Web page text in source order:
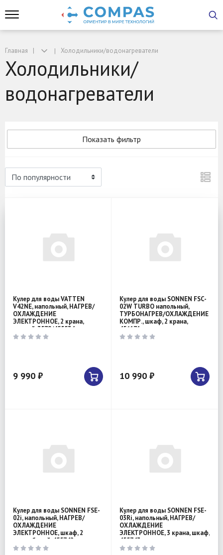
Главная Холодильники/водонагреватели
Холодильники/
водонагреватели
Показать фильтр
Кулер для воды VATTEN
V42NE, напольный, НАГРЕВ/
ОХЛАЖДЕНИЕ
ЭЛЕКТРОННОЕ, 2 крана,
черный, 3578/455534
9 990 ₽
Кулер для воды SONNEN FSC-
02W TURBO напольный,
ТУРБОНАГРЕВ/ОХЛАЖДЕНИЕ
КОМПР., шкаф, 2 крана,
456171
10 990 ₽
Кулер для воды SONNEN FSE-
02i, напольный, НАГРЕВ/
ОХЛАЖДЕНИЕ
ЭЛЕКТРОННОЕ, шкаф, 2
крана,белый, 455742
Кулер для воды SONNEN FSE-
03Ri, напольный, НАГРЕВ/
ОХЛАЖДЕНИЕ
ЭЛЕКТРОННОЕ, 3 крана, шкаф,
455743